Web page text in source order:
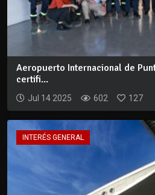
Aeropuerto Internacional de
certifi...
Jul 14 2025 602 127
INTERÉS GENERAL